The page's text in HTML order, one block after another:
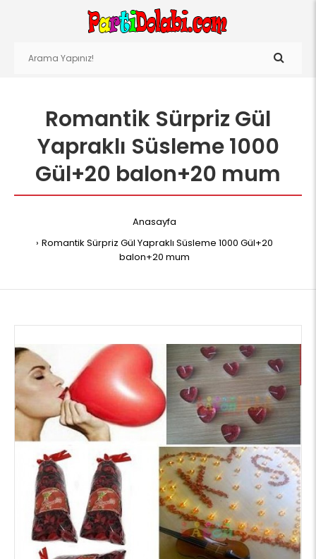
Romantik Sürpriz Gül
Yapraklı Süsleme 1000
Gül+20 balon+20 mum
Anasayfa
Romantik Sürpriz Gül Yapraklı Süsleme 1000 Gül+20
balon+20 mum